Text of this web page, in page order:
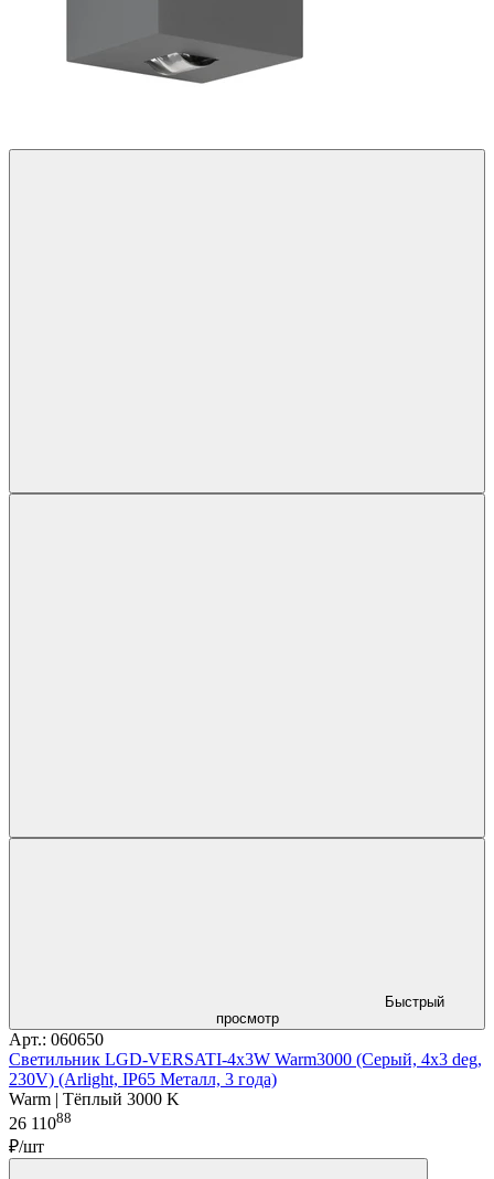
Быстрый
просмотр
Арт.: 060650
Светильник LGD-VERSATI-4x3W Warm3000 (Серый, 4x3 deg,
230V) (Arlight, IP65 Металл, 3 года)
Warm | Тёплый 3000 K
26 11088
₽/шт